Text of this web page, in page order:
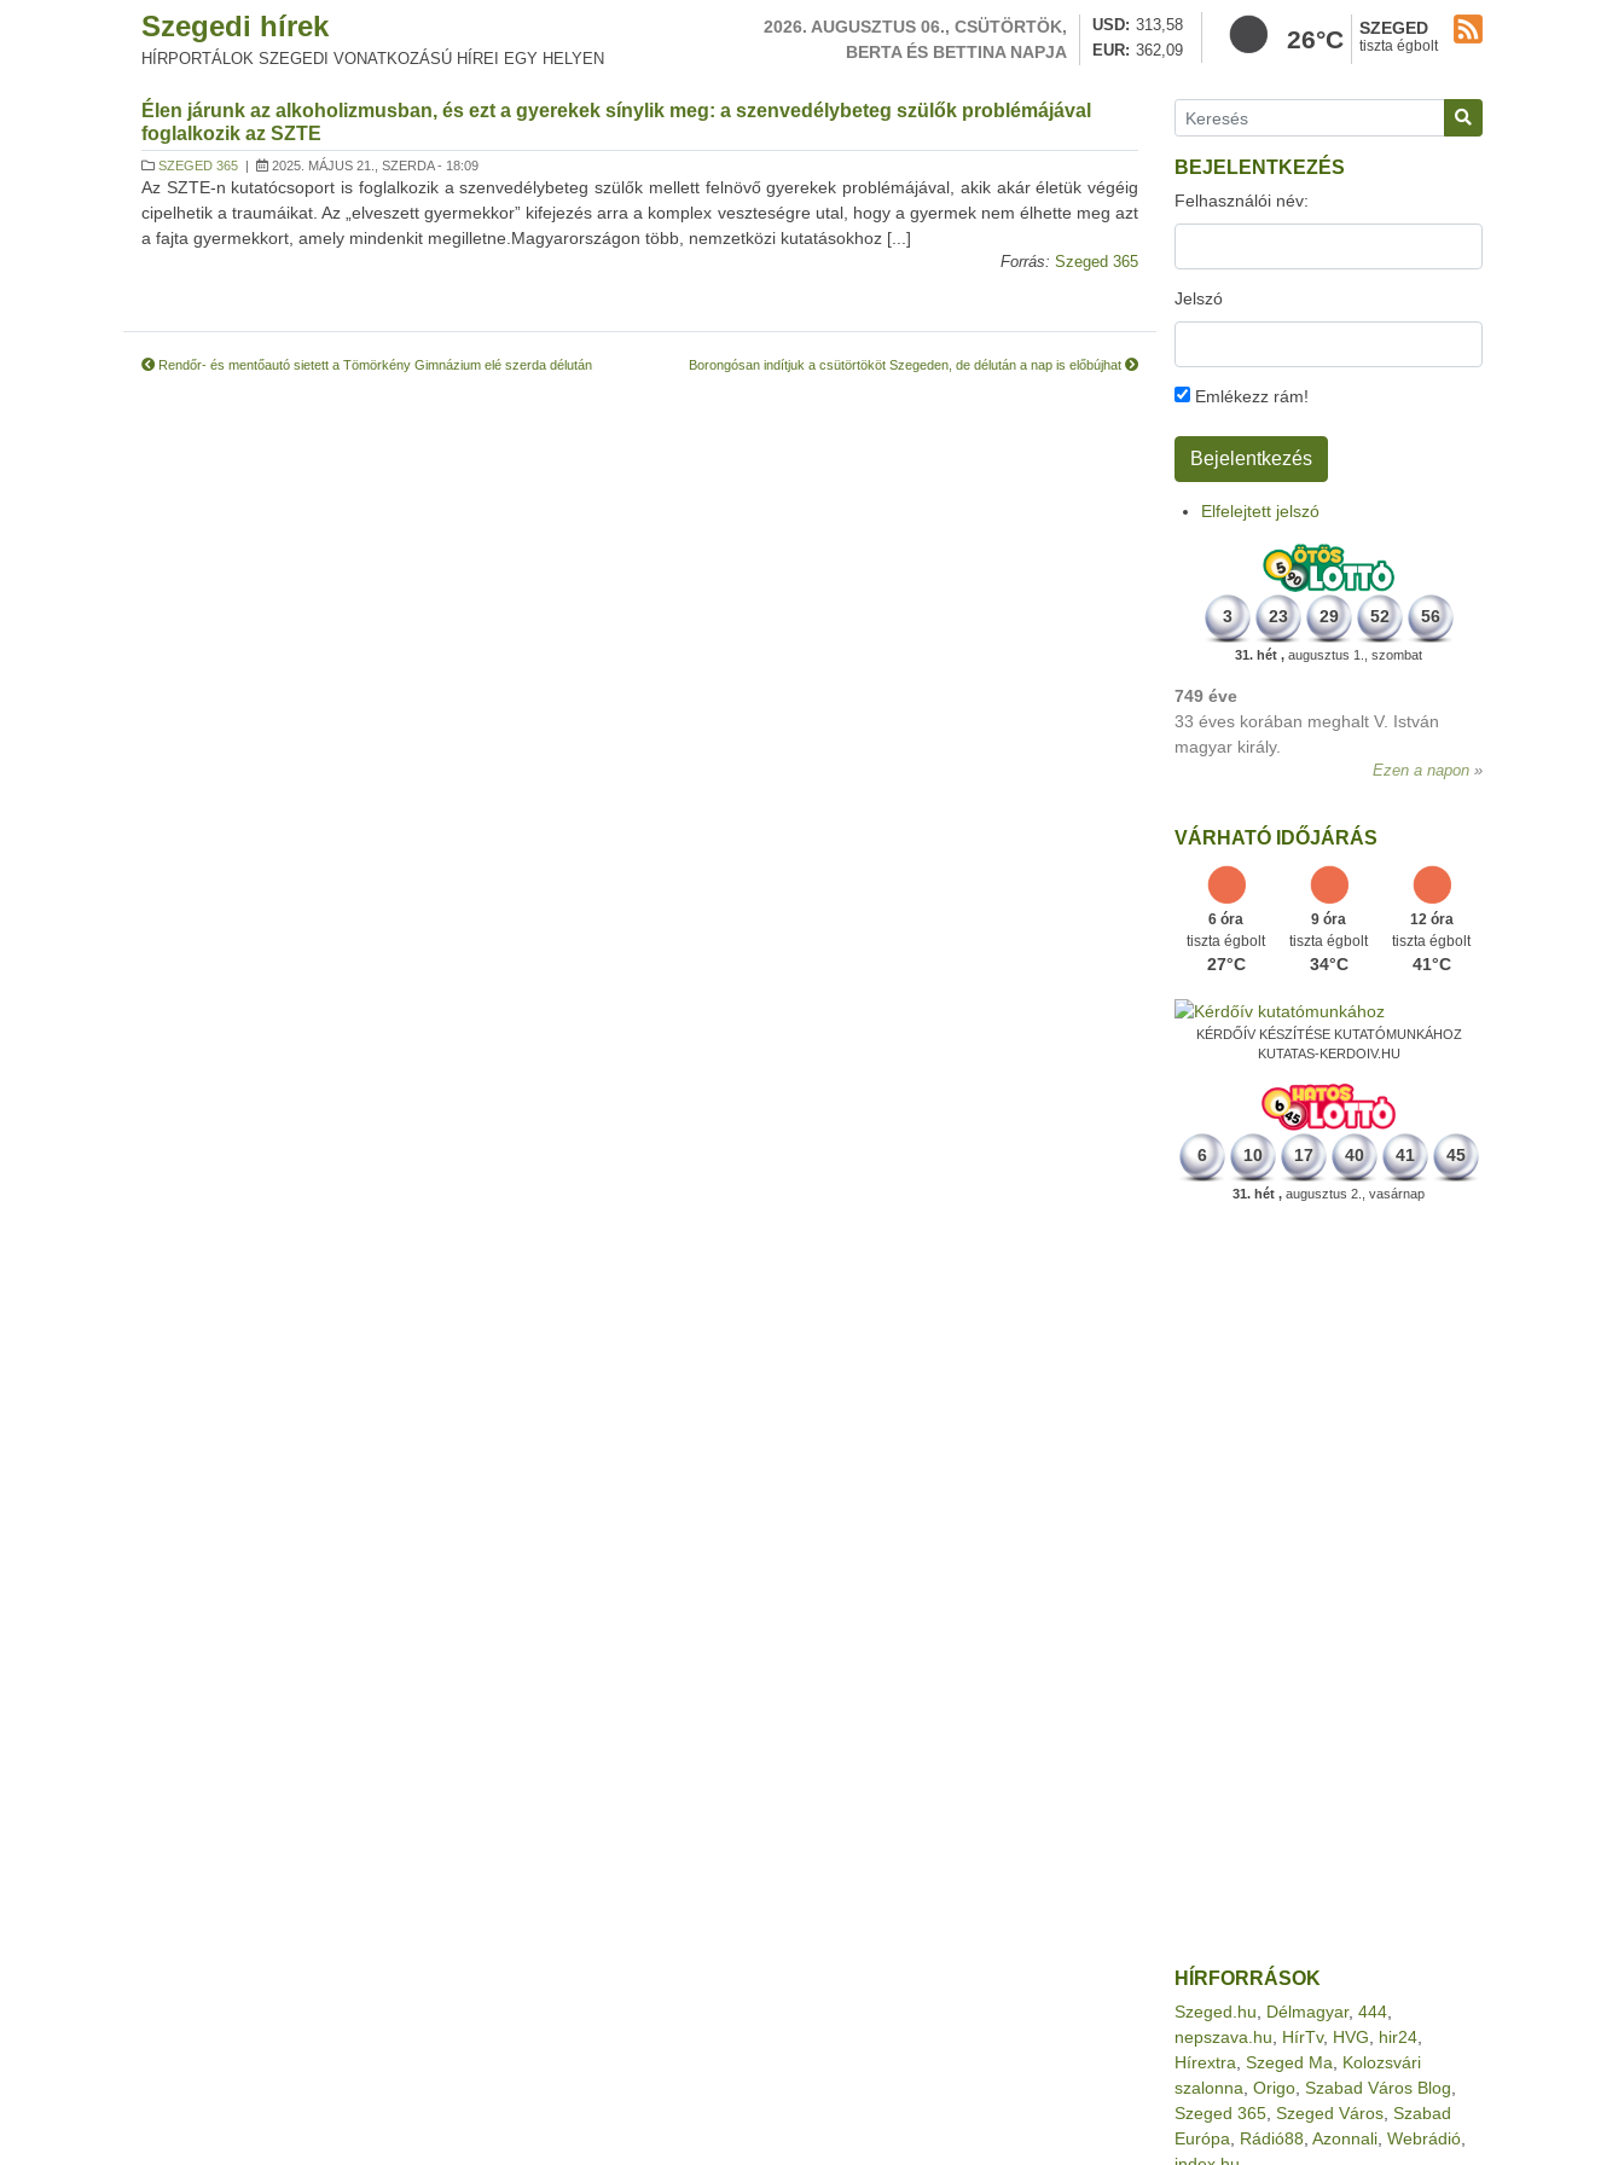
Szegedi hírek
HÍRPORTÁLOK SZEGEDI VONATKOZÁSÚ HÍREI EGY HELYEN
2026. AUGUSZTUS 06., CSÜTÖRTÖK,
BERTA ÉS BETTINA NAPJA
USD
313,58
EUR
362,09 26°C SZEGED
tiszta égbolt
Élen járunk az alkoholizmusban, és ezt a gyerekek sínylik meg: a szenvedélybeteg szülők problémájával
foglalkozik az SZTE
SZEGED 365 | 2025. MÁJUS 21., SZERDA - 18:09
Az SZTE-n kutatócsoport is foglalkozik a szenvedélybeteg szülők mellett felnövő gyerekek problémájával, akik akár életük végéig
cipelhetik a traumáikat. Az „elveszett gyermekkor” kifejezés arra a komplex veszteségre utal, hogy a gyermek nem élhette meg azt
a fajta gyermekkort, amely mindenkit megilletne.Magyarországon több, nemzetközi kutatásokhoz [...]
Forrás: Szeged 365
Rendőr- és mentőautó sietett a Tömörkény Gimnázium elé szerda délután Borongósan indítjuk a csütörtököt Szegeden, de délután a nap is előbújhat
BEJELENTKEZÉS
Felhasználói név:
Jelszó
Emlékezz rám!
Elfelejtett jelszó
3 23 29 52 56
31. hét , augusztus 1., szombat
VÁRHATÓ IDŐJÁRÁS
6 óra
tiszta égbolt
27°C
9 óra
tiszta égbolt
34°C
12 óra
tiszta égbolt
41°C
KÉRDŐÍV KÉSZÍTÉSE KUTATÓMUNKÁHOZ
KUTATAS-KERDOIV.HU
6 10 17 40 41 45
31. hét , augusztus 2., vasárnap
HÍRFORRÁSOK
Szeged.hu Délmagyar, 444
nepszava.hu
HírTv, HVG hir24
Hírextra Szeged Ma
Kolozsvári
szalonna Origo Szabad Város Blog
Szeged 365 Szeged Város Szabad
Európa
Rádió88 Azonnali Webrádió